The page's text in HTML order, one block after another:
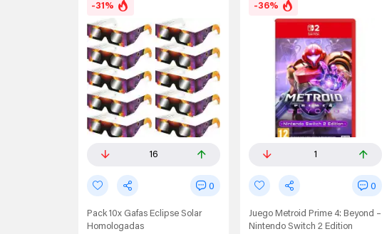
-31%
16
0
Pack 10x Gafas Eclipse Solar
Homologadas
-36%
1
0
Juego Metroid Prime 4: Beyond –
Nintendo Switch 2 Edition